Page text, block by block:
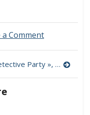
a Commenton
la
découverte
« Detective Party », deux escape games C2 et C3 pour s’entraîner en français et en mathématiques